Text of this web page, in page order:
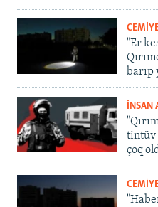
"Er
barıp
İNSAN
tintüv
çoq